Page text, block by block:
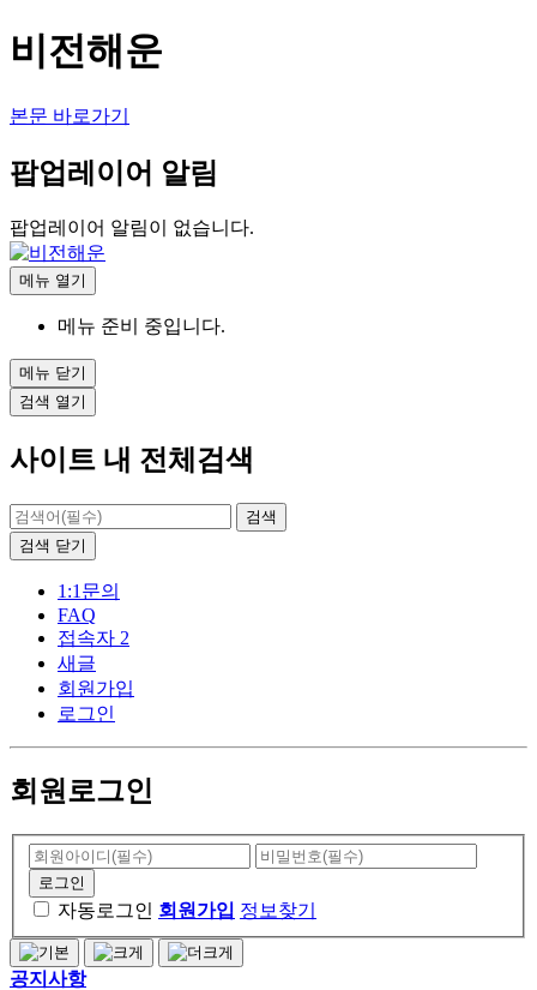
비전해운
본문 바로가기
팝업레이어 알림
팝업레이어 알림이 없습니다.
메뉴 열기
메뉴 준비 중입니다.
메뉴 닫기
검색 열기
사이트 내 전체검색
검색 닫기
1:1문의
FAQ
접속자 2
새글
회원가입
로그인
회원로그인
자동로그인 회원가입 정보찾기
공지사항